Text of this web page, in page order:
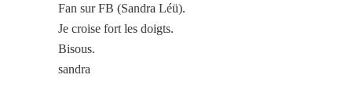
Fan sur FB (Sandra Léü).
Je croise fort les doigts.
Bisous.
sandra